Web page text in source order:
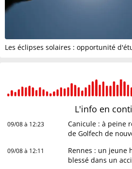
Les éclipses solaires : opportunité
L'info en
09/08 à 12:23
Canicule : à peine
de Golfech de
09/08 à 12:11
Rennes : un jeune
blessé dans un